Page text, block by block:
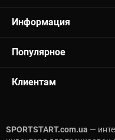
Информация
Популярное
Клиентам
SPORTSTART.com.ua —